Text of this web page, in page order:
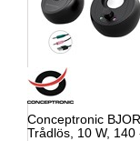
Conceptronic
Trådlös, 10 W,